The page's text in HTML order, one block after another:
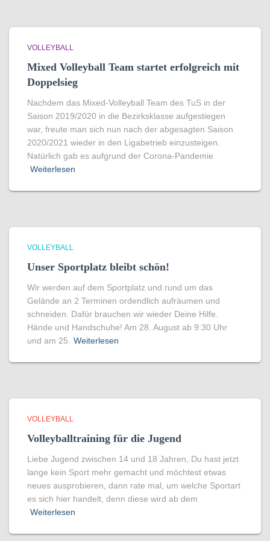
VOLLEYBALL
Mixed Volleyball Team startet erfolgreich mit
Doppelsieg
Nachdem das Mixed-Volleyball Team des TuS in der
Saison 2019/2020 in die Bezirksklasse aufgestiegen
war, freute man sich nun nach der abgesagten Saison
2020/2021 wieder in den Ligabetrieb einzusteigen.
Natürlich gab es aufgrund der Corona-Pandemie
Weiterlesen
VOLLEYBALL
Unser Sportplatz bleibt schön!
Wir werden auf dem Sportplatz und rund um das
Gelände an 2 Terminen ordendlich aufräumen und
schneiden. Dafür brauchen wir wieder Deine Hilfe.
Hände und Handschuhe! Am 28. August ab 9:30 Uhr
und am 25.
Weiterlesen
VOLLEYBALL
Volleyballtraining für die Jugend
Liebe Jugend zwischen 14 und 18 Jahren, Du hast jetzt
lange kein Sport mehr gemacht und möchtest etwas
neues ausprobieren, dann rate mal, um welche Sportart
es sich hier handelt, denn diese wird ab dem
Weiterlesen